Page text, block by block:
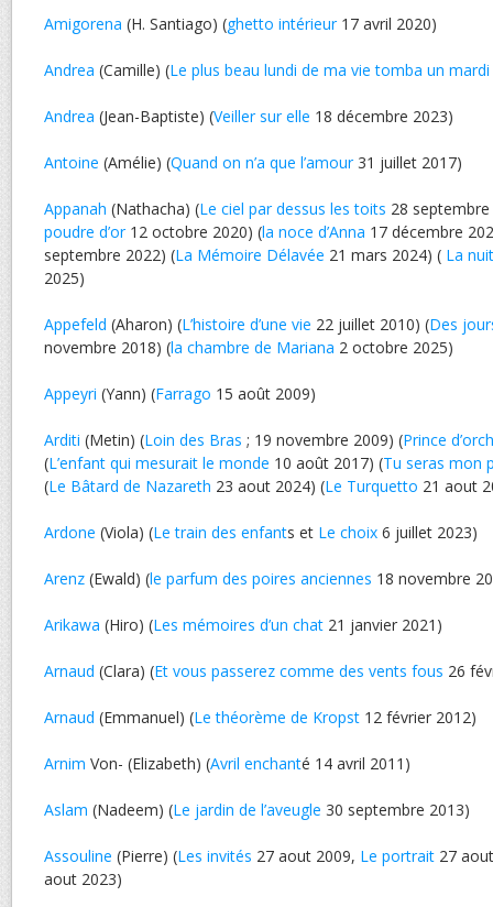
Amigorena (H. Santiago) (ghetto intérieur17 avril 2020)
Andrea (Camille) (Le plus beau lundi de ma vie tomba un mardi
Andrea (Jean-Baptiste) (Veiller sur elle 18 décembre 2023)
Antoine (Amélie) (Quand on n’a que l’amour 31 juillet 2017)
Appanah (Nathacha) (Le ciel par dessus les toits 28
poudre d’or12 octobre 2020) (la noce d’Anna 17 décembre
septembre 2022) (La Mémoire Délavée 21 mars 2024) ( La
2025)
Appefeld (Aharon) (L’histoire d’une vie 22 juillet 2010) (Des
novembre 2018) (la chambre de Mariana 2 octobre 2025)
Appeyri (Yann) (Farrago 15 août 2009)
Arditi (Metin) (Loin des Bras ; 19 novembre 2009) (Prince
(L’enfant qui mesurait le monde 10 août 2017) (Tu seras mon
(Le Bâtard de Nazareth 23 aout 2024) (Le Turquetto 21 aout
Ardone (Viola) (Le train des enfants et Le choix 6 juillet 2023)
Arenz (Ewald) (le parfum des poires anciennes 18 novembre
Arikawa (Hiro) (Les mémoires d’un chat 21 janvier 2021)
Arnaud (Clara) (Et vous passerez comme des vents fous 26
Arnaud (Emmanuel) (Le théorème de Kropst 12 février 2012)
Arnim Von- (Elizabeth) (Avril enchanté 14 avril 2011)
Aslam (Nadeem) (Le jardin de l’aveugle 30 septembre 2013)
Assouline (Pierre) (Les invités 27 aout 2009, Le portrait 27
aout 2023)